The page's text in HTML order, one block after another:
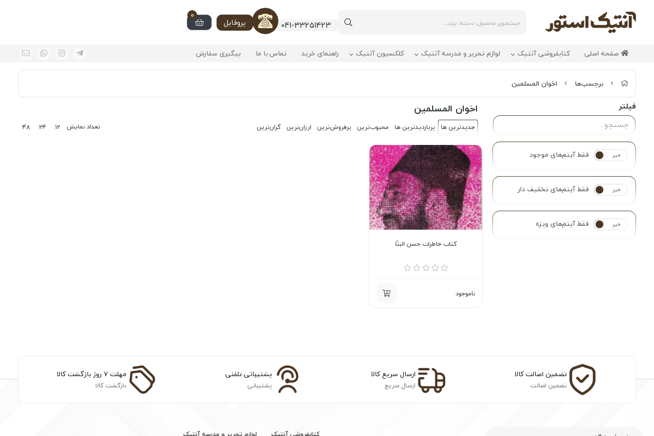
041-33251423 پروفایل
0
صفحه اصلی کتابفروشی آنتیک لوازم تحریر و مدرسه آنتیک کلکسیون آنتیک راهنمای خرید تماس با ما پیگیری سفارش
برچسب‌ها اخوان المسلمین
فیلتر
بله خیر فقط آیتم‌های موجود
بله خیر فقط آیتم‌های تخفیف دار
بله خیر فقط آیتم‌های ویژه
اخوان المسلمین
جدیدترین ها پربازدیدترین ها محبوب‌‌ترین پرفروش‌ترین ارزان‌ترین گران‌ترین تعداد نمایش 12
24
48
کتاب خاطرات حسن البنّا
ناموجود
تضمین اصالت کالا
تضمین اصالت
ارسال سریع کالا
ارسال سریع
پشتیبانی تلفنی
پشتیبانی
مهلت ۷ روز بازگشت کالا
بازگشت کالا